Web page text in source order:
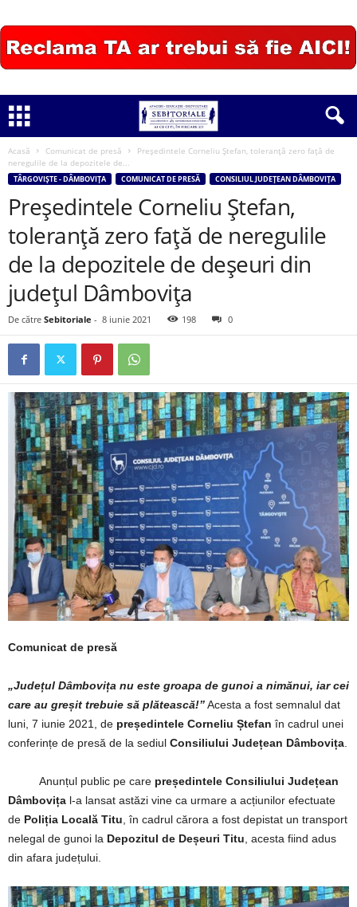
Acasă Comunicat de presă
Președintele Corneliu Ștefan, toleranță zero față de
neregulile de la depozitele de...
TÂRGOVIȘTE - DÂMBOVIȚA COMUNICAT DE PRESĂ CONSILIUL JUDEȚEAN DÂMBOVIȚA
Președintele Corneliu Ștefan,
toleranță zero față de neregulile
de la depozitele de deșeuri din
județul Dâmbovița
De către Sebitoriale - 8 iunie 2021 198 0
Comunicat de presă
„Județul Dâmbovița nu este groapa de gunoi a nimănui, iar cei
care au greșit trebuie să plătească!”Acesta a fost semnalul dat
luni, 7 iunie 2021, de președintele Corneliu Ștefan în cadrul unei
conferințe de presă de la sediul Consiliului Județean Dâmbovița
Anunțul public pe care președintele Consiliului Județean
Dâmbovița l-a lansat astăzi vine ca urmare a acțiunilor efectuate
de Poliția Locală Titu , în cadrul cărora a fost depistat un transport
nelegal de gunoi la Depozitul de Deșeuri Titu , acesta fiind adus
din afara județului.